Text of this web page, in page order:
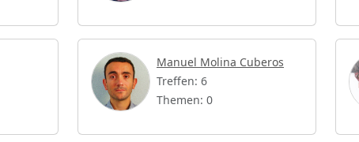
Manuel Molina Cuberos
Treffen: 6
Themen: 0